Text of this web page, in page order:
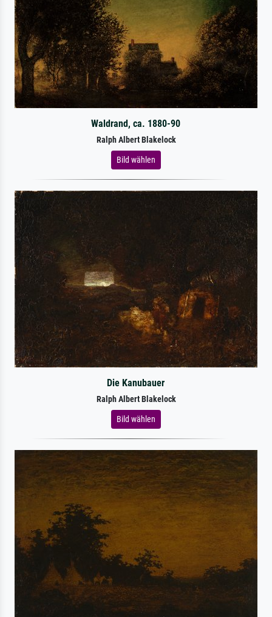
Waldrand, ca. 1880-90
Ralph Albert Blakelock
Bild wählen
Die Kanubauer
Ralph Albert Blakelock
Bild wählen